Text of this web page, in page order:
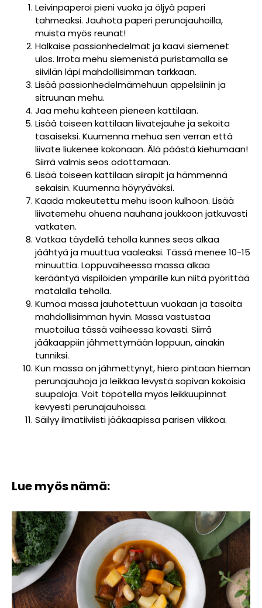
Leivinpaperoi pieni vuoka ja öljyä paperi
tahmeaksi. Jauhota paperi perunajauhoilla,
muista myös reunat!
Halkaise passionhedelmät ja kaavi siemenet
ulos. Irrota mehu siemenistä puristamalla se
siivilän läpi mahdollisimman tarkkaan.
Lisää passionhedelmämehuun appelsiinin ja
sitruunan mehu.
Jaa mehu kahteen pieneen kattilaan.
Lisää toiseen kattilaan liivatejauhe ja sekoita
tasaiseksi. Kuumenna mehua sen verran että
liivate liukenee kokonaan. Älä päästä kiehumaan!
Siirrä valmis seos odottamaan.
Lisää toiseen kattilaan siirapit ja hämmennä
sekaisin. Kuumenna höyryäväksi.
Kaada makeutettu mehu isoon kulhoon. Lisää
liivatemehu ohuena nauhana joukkoon jatkuvasti
vatkaten.
Vatkaa täydellä teholla kunnes seos alkaa
jäähtyä ja muuttua vaaleaksi. Tässä menee 10-15
minuuttia. Loppuvaiheessa massa alkaa
kerääntyä vispilöiden ympärille kun niitä pyörittää
matalalla teholla.
Kumoa massa jauhotettuun vuokaan ja tasoita
mahdollisimman hyvin. Massa vastustaa
muotoilua tässä vaiheessa kovasti. Siirrä
jääkaappiin jähmettymään loppuun, ainakin
tunniksi.
Kun massa on jähmettynyt, hiero pintaan hieman
perunajauhoja ja leikkaa levystä sopivan kokoisia
suupaloja. Voit töpötellä myös leikkuupinnat
kevyesti perunajauhoissa.
Säilyy ilmatiiviisti jääkaapissa parisen viikkoa.
Lue myös nämä: